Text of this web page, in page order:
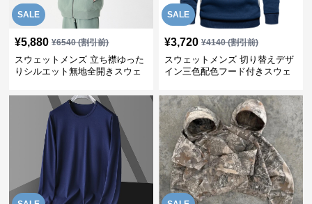
SALE
¥5,880 ¥6540(割引前)
スウェットメンズ 立ち襟ゆった
りシルエット無地全開きスウェ
SALE
¥3,720 ¥4140(割引前)
スウェットメンズ 切り替えデザ
イン三色配色フード付きスウェ